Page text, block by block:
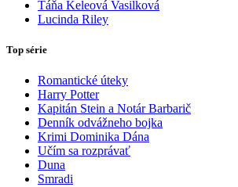
Táňa Keleová Vasilková
Lucinda Riley
Top série
Romantické úteky
Harry Potter
Kapitán Stein a Notár Barbarič
Denník odvážneho bojka
Krimi Dominika Dána
Učím sa rozprávať
Duna
Smradi